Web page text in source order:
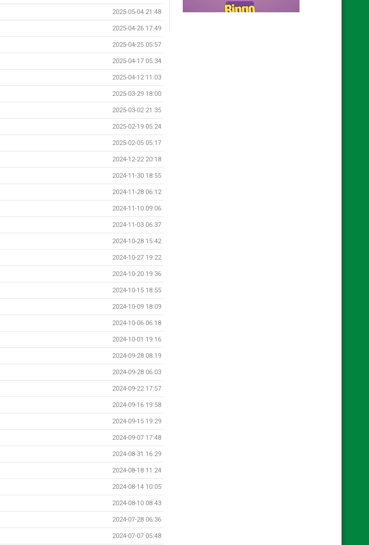
2025-05-04 21:48
2025-04-26 17:49
2025-04-25 05:57
2025-04-17 05:34
2025-04-12 11:03
2025-03-29 18:00
2025-03-02 21:35
2025-02-19 05:24
2025-02-05 05:17
2024-12-22 20:18
2024-11-30 18:55
2024-11-28 06:12
2024-11-10 09:06
2024-11-03 06:37
2024-10-28 15:42
2024-10-27 19:22
2024-10-20 19:36
2024-10-15 18:55
2024-10-09 18:09
2024-10-06 06:18
2024-10-01 19:16
2024-09-28 08:19
2024-09-28 06:03
2024-09-22 17:57
2024-09-16 19:58
2024-09-15 19:29
2024-09-07 17:48
2024-08-31 16:29
2024-08-18 11:24
2024-08-14 10:05
2024-08-10 08:43
2024-07-28 06:36
2024-07-07 05:48